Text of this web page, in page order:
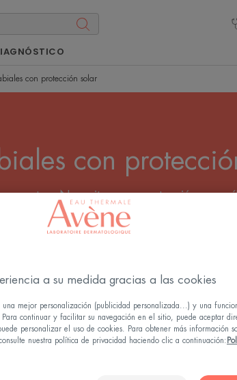
con protección solar
con
Necesitan una protección
de ser a la vez una protección solar
a su medida gracias a las cookies
mejor personalización (publicidad personalizada...) y una
continuar y facilitar su navegación en el sitio, puede aceptar
personalizar el uso de cookies. Para obtener más información
nuestra política de privacidad haciendo clic a continuación: